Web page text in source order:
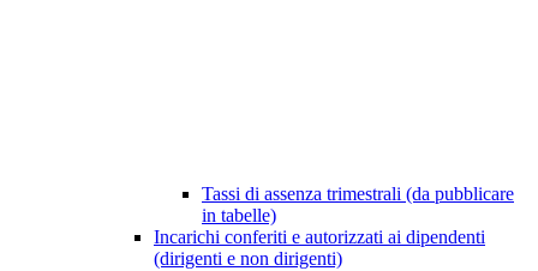
Tassi di assenza trimestrali (da pubblicare
in tabelle)
Incarichi conferiti e autorizzati ai dipendenti
(dirigenti e non dirigenti)